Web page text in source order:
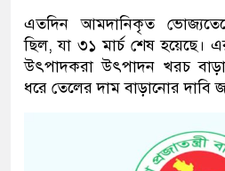
এতদিন আমদানিকৃত
ছিল, যা ৩১ মার্চ শেষ
উৎপাদকরা উৎপাদন খরচ
ধরে তেলের দাম বাড়ানোর দাবি